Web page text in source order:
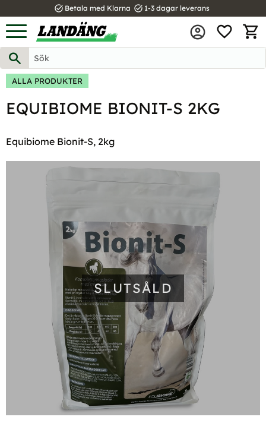
Meny
task_alt Betala med Klarna task_alt 1-3 dagar leverans
ALLA PRODUKTER
EQUIBIOME BIONIT-S 2KG
Equibiome Bionit-S, 2kg
SLUTSÅLD